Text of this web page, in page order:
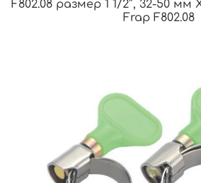
F802.08 размер 1 1/2″, 32-50
Frap F802.08